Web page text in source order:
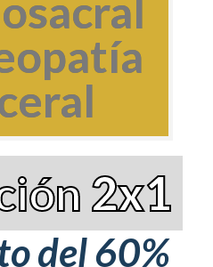
2x1
del 60%